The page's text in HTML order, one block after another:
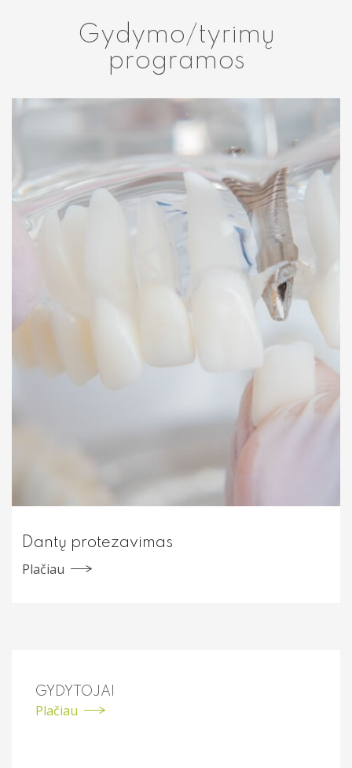
Gydymo/tyrimų
programos
Dantų protezavimas
Plačiau
GYDYTOJAI
Plačiau